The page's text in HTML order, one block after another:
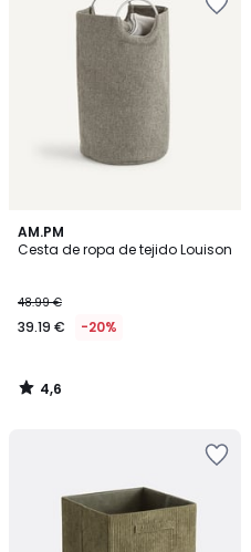
AM.PM
Cesta de ropa de tejido Louison
48.99 €
39.19 € -20%
4,6
/ 5
4,6
/